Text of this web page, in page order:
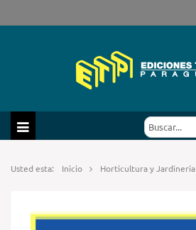
Usted esta: Inicio Horticultura y Jardineria